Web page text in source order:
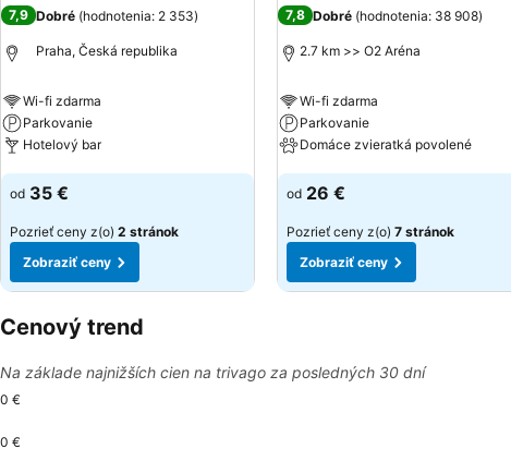
7,9 Dobré (hodnotenia: 2 353)
Praha, Česká republika
Wi-fi zdarma
Parkovanie
Hotelový bar
Zobraziť ceny
od 35 €
Pozrieť ceny z(o) 2 stránok
Zobraziť ceny
7,8 Dobré (hodnotenia: 38 908)
2.7 km >> O2 Aréna
Wi-fi zdarma
Parkovanie
Domáce zvieratká povolené
Zobraziť ceny
od 26 €
Pozrieť ceny z(o) 7 stránok
Zobraziť ceny
Cenový trend
Na základe najnižších cien na trivago za posledných 30 dní
0 €
0 €